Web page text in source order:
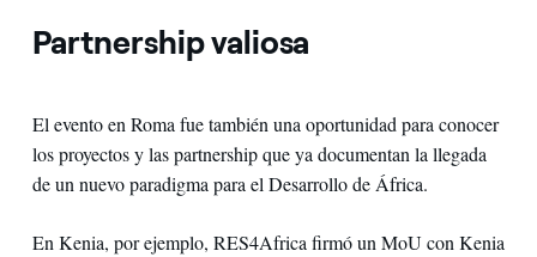
Partnership valiosa
El evento en Roma fue también una oportunidad para conocer
los proyectos y las partnership que ya documentan la llegada
de un nuevo paradigma para el Desarrollo de África.
En Kenia, por ejemplo, RES4Africa firmó un MoU con Kenia